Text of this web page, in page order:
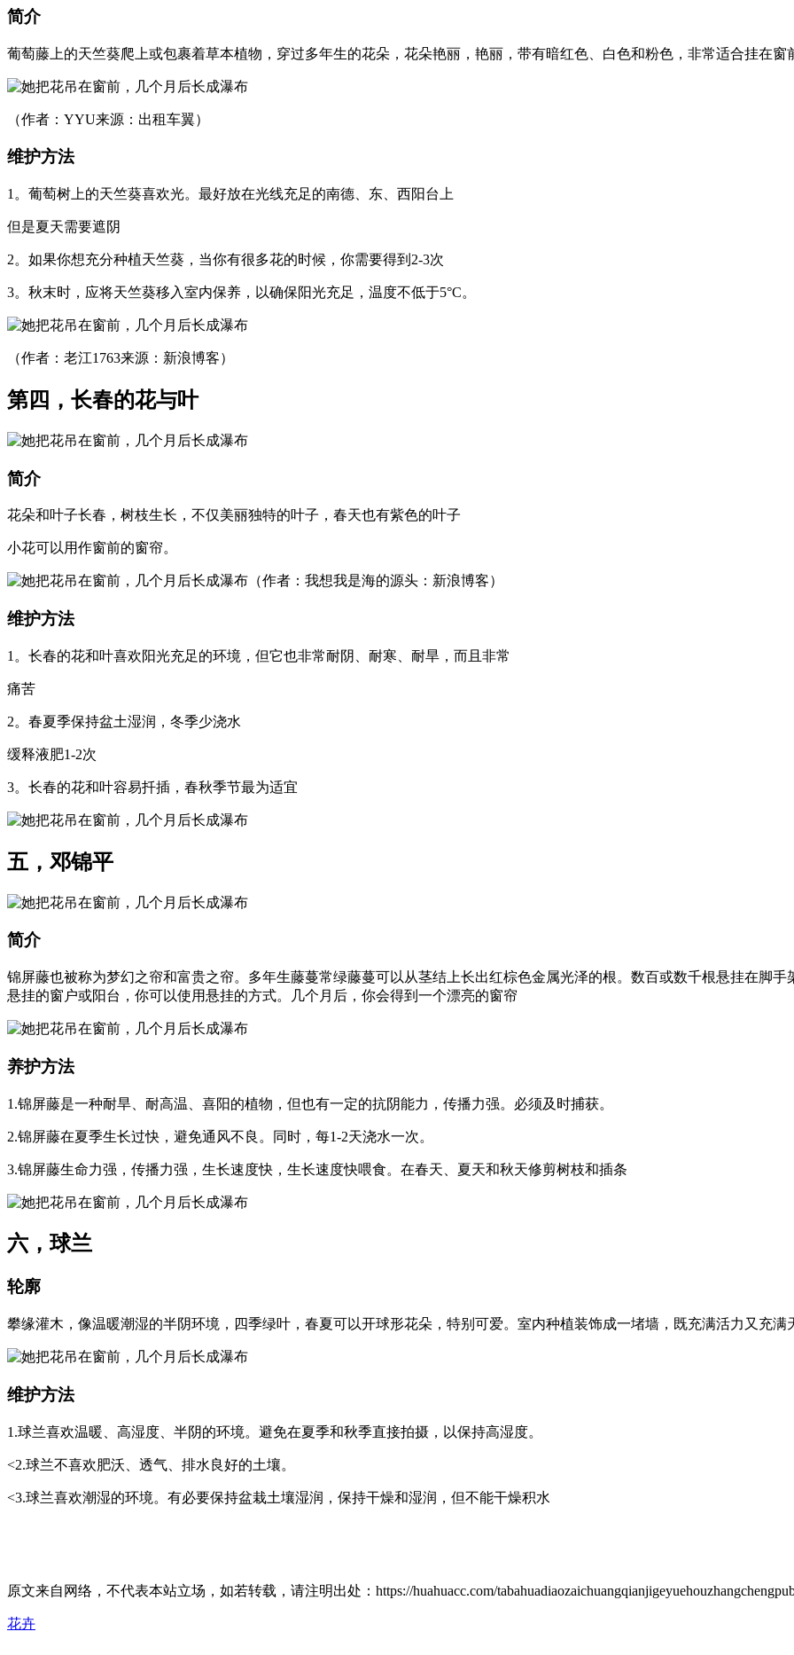
简介
葡萄藤上的天竺葵爬上或包裹着草本植物，穿过多年生的花朵，花朵艳丽，艳丽，带有暗红色、白色和粉色，非常适合挂在窗
（作者：YYU来源：出租车翼）
维护方法
1。葡萄树上的天竺葵喜欢光。最好放在光线充足的南德、东、西阳台上
但是夏天需要遮阴
2。如果你想充分种植天竺葵，当你有很多花的时候，你需要得到2-3次
3。秋末时，应将天竺葵移入室内保养，以确保阳光充足，温度不低于5°C。
（作者：老江1763来源：新浪博客）
第四，长春的花与叶
简介
花朵和叶子长春，树枝生长，不仅美丽独特的叶子，春天也有紫色的叶子
小花可以用作窗前的窗帘。
（作者：我想我是海的源头：新浪博客）
维护方法
1。长春的花和叶喜欢阳光充足的环境，但它也非常耐阴、耐寒、耐旱，而且非常
痛苦
2。春夏季保持盆土湿润，冬季少浇水
缓释液肥1-2次
3。长春的花和叶容易扦插，春秋季节最为适宜
五，邓锦平
简介
锦屏藤也被称为梦幻之帘和富贵之帘。多年生藤蔓常绿藤蔓可以从茎结上长出红棕色金属光泽的根。数百或数千根悬挂在脚
悬挂的窗户或阳台，你可以使用悬挂的方式。几个月后，你会得到一个漂亮的窗帘
养护方法
1.锦屏藤是一种耐旱、耐高温、喜阳的植物，但也有一定的抗阴能力，传播力强。必须及时捕获。
2.锦屏藤在夏季生长过快，避免通风不良。同时，每1-2天浇水一次。
3.锦屏藤生命力强，传播力强，生长速度快，生长速度快喂食。在春天、夏天和秋天修剪树枝和插条
六，球兰
轮廓
攀缘灌木，像温暖潮湿的半阴环境，四季绿叶，春夏可以开球形花朵，特别可爱。室内种植装饰成一堵墙，既充满活力又充满
维护方法
1.球兰喜欢温暖、高湿度、半阴的环境。避免在夏季和秋季直接拍摄，以保持高湿度。
<2.球兰不喜欢肥沃、透气、排水良好的土壤。
<3.球兰喜欢潮湿的环境。有必要保持盆栽土壤湿润，保持干燥和湿润，但不能干燥积水
原文来自网络，不代表本站立场，如若转载，请注明出处：https://huahuacc.com/
花卉